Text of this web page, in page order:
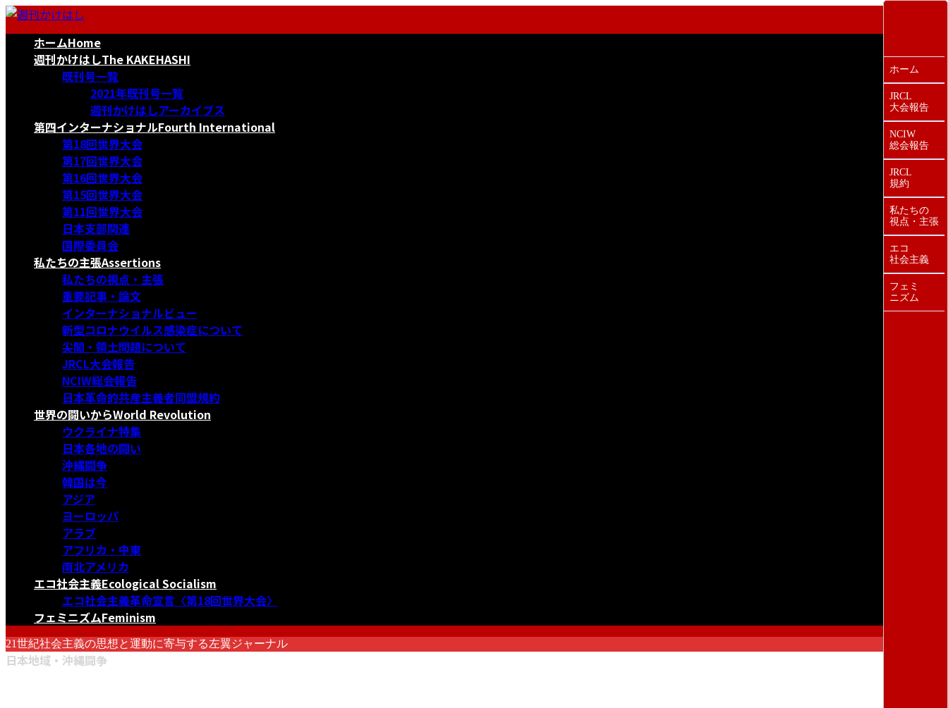
コ
ナ
ホームHome
週刊かけはしThe KAKEHASHI
既刊号一覧
2021年既刊号一覧
週刊かけはしアーカイブス
第四インターナショナルFourth International
第18回世界大会
第17回世界大会
第16回世界大会
第15回世界大会
第11回世界大会
日本支部関連
国際委員会
私たちの主張Assertions
私たちの視点・主張
重要記事・論文
インターナショナルビュー
新型コロナウイルス感染症について
尖閣・領土問題について
JRCL大会報告
NCIW総会報告
日本革命的共産主義者同盟規約
世界の闘いからWorld Revolution
ウクライナ特集
日本各地の闘い
沖縄闘争
韓国は今
アジア
ヨーロッパ
アラブ
アフリカ・中東
南北アメリカ
エコ社会主義Ecological Socialism
エコ社会主義革命宣言〈第18回世界大会〉
フェミニズムFeminism
21世紀社会主義の思想と運動に寄与する左翼ジャーナル
日本地域・沖縄闘争
ホーム
JRCL
大会報告
NCIW
総会報告
JRCL
規約
私たちの
視点・主張
エコ
社会主義
フェミ
ニズム